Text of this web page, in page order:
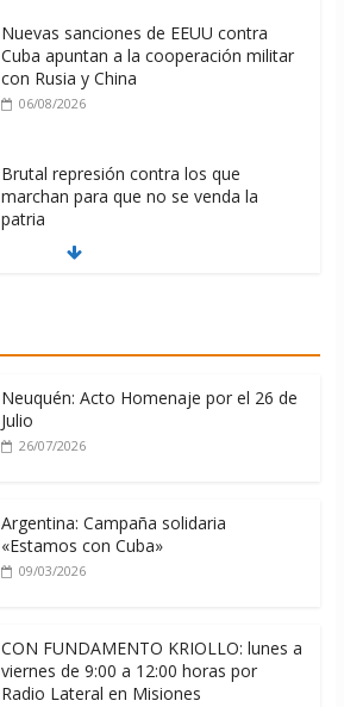
Nuevas sanciones de EEUU contra
Cuba apuntan a la cooperación militar
con Rusia y China
06/08/2026
Brutal represión contra los que
marchan para que no se venda la
patria
06/08/2026
06/08/2026
Neuquén: Acto Homenaje por el 26 de
Julio
26/07/2026
Argentina: Campaña solidaria
«Estamos con Cuba»
09/03/2026
CON FUNDAMENTO KRIOLLO: lunes a
viernes de 9:00 a 12:00 horas por
Radio Lateral en Misiones